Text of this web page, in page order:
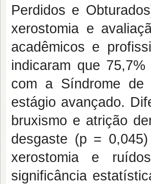
Perdidos e
xerostomia e
acadêmicos e
indicaram que
com a Síndrome de
estágio avançado.
bruxismo e atrição
desgaste (p =
xerostomia e
significância